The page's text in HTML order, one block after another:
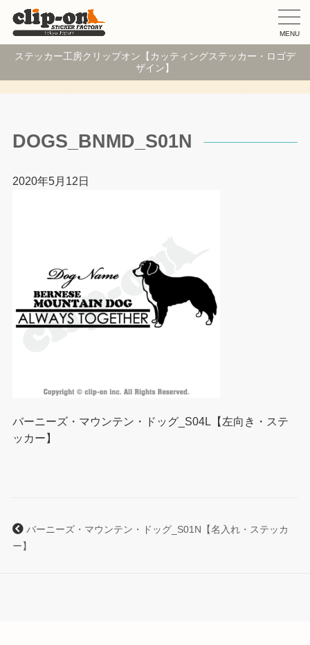
MENU
ステッカー工房クリップオン【カッティングステッカー・ロゴデ
ザイン】
DOGS_BNMD_S01N
2020年5月12日
バーニーズ・マウンテン・ドッグ_S04L【左向き・ステ
ッカー】
バーニーズ・マウンテン・ドッグ_S01N【名入れ・ステッカ
ー】